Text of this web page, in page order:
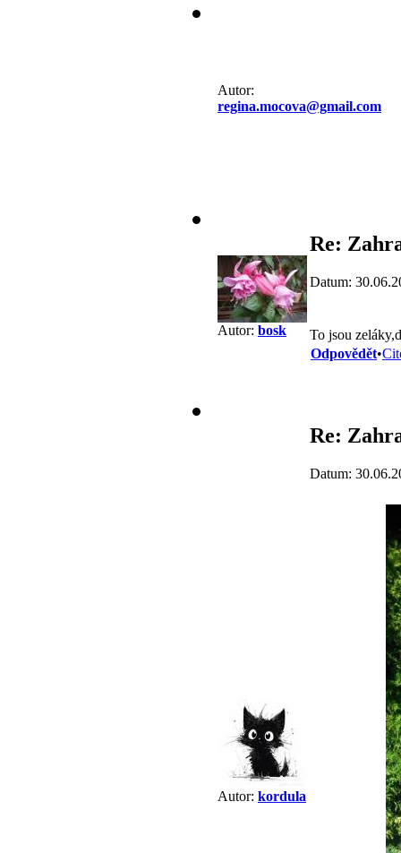
Autor:
regina.mocova@gmail.com
Autor: bosk
Re:
Datum:
To jsou
Odpovědět•
Autor: kordula
Re:
Datum: